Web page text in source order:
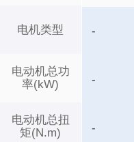
电机类型
电动机总功
率(kW)
电动机总扭
矩(N.m)
-
-
-